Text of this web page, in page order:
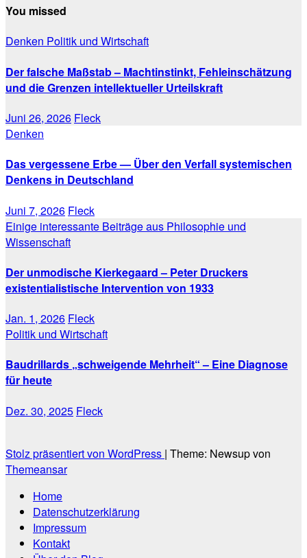
You missed
Denken Politik und Wirtschaft
Der falsche Maßstab – Machtinstinkt, Fehleinschätzung
und die Grenzen intellektueller Urteilskraft
Juni 26, 2026 Fleck
Denken
Das vergessene Erbe — Über den Verfall systemischen
Denkens in Deutschland
Juni 7, 2026 Fleck
Einige interessante Beiträge aus Philosophie und
Wissenschaft
Der unmodische Kierkegaard – Peter Druckers
existentialistische Intervention von 1933
Jan. 1, 2026 Fleck
Politik und Wirtschaft
Baudrillards „schweigende Mehrheit“ – Eine Diagnose
für heute
Dez. 30, 2025 Fleck
Stolz präsentiert von WordPress | Theme: Newsup von
Themeansar
Home
Datenschutzerklärung
Impressum
Kontakt